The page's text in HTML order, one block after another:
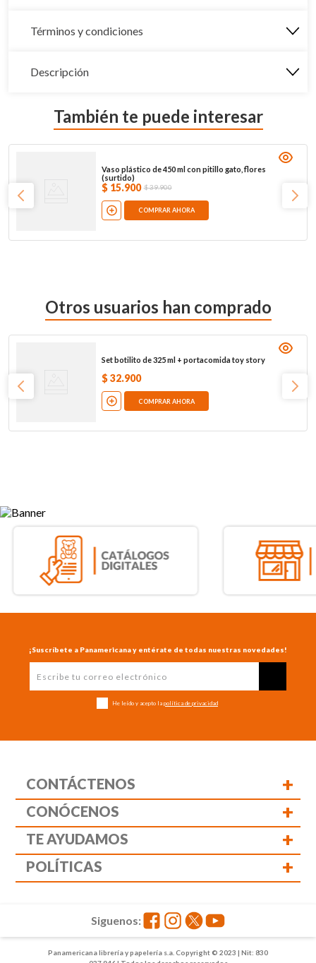
Términos y condiciones
Descripción
También te puede interesar
Vaso plástico de 450 ml con pitillo gato, flores
(surtido)
$ 15.900 $39.900
COMPRAR AHORA
Otros usuarios han comprado
Set botilito de 325 ml + portacomida toy story
$ 32.900
COMPRAR AHORA
¡Suscríbete a Panamericana y entérate de todas nuestras novedades!
He leído y acepto la política de privacidad
CONTÁCTENOS +
CONÓCENOS +
TE AYUDAMOS +
POLÍTICAS +
Panamericana librería y papelería s.a. Copyright © 2023 | Nit: 830
Siguenos: